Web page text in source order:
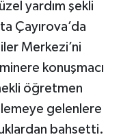
yardım şekli
Çayırova’da
Merkezi’ni
konuşmacı
öğretmen
gelenlere
bahsetti.